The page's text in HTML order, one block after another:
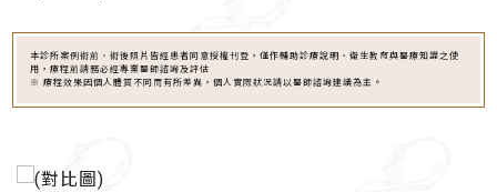
本診所案例術前、術後照片皆經患者同意授權刊登，僅作輔助診療說明、衛生教育與醫療知識之使
用，療程前請務必經專業醫師諮詢及評估
※ 療程效果因個人體質不同而有所差異，個人實際狀況請以醫師諮詢建議為主。